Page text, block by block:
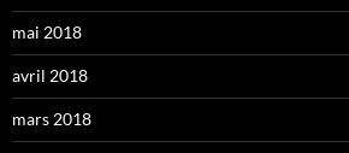
mai 2018
avril 2018
mars 2018